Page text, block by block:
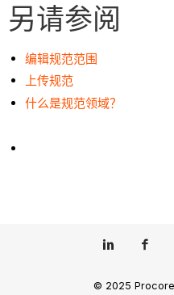
另请参阅
编辑规范范围
上传规范
什么是规范领域？
© 2025